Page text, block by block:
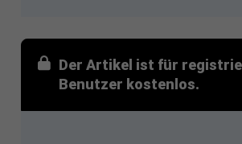
Der Artikel ist für
Benutzer kostenlos.